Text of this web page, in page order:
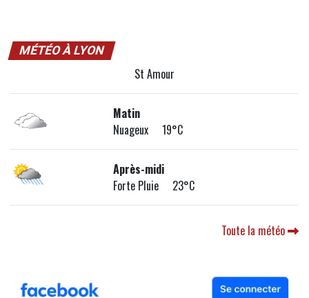
MÉTÉO À LYON
St Amour
Matin
Nuageux 19°C
Après-midi
Forte Pluie 23°C
Toute la météo